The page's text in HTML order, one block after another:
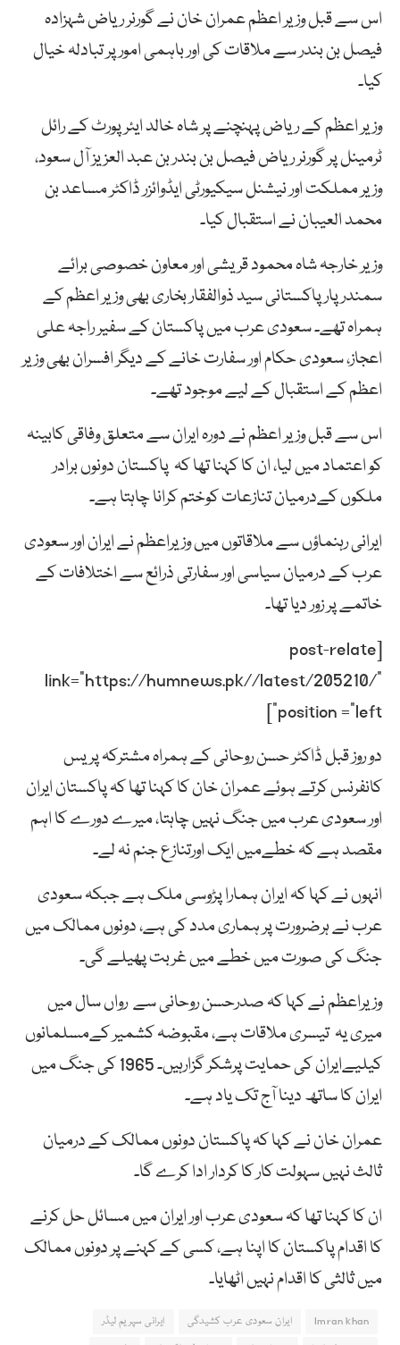
اس سے قبل وزیر اعظم عمران خان نے گورنر ریاض شہزادہ
فیصل بن بندر سے ملاقات کی اور باہمی امور پر تبادلہ خیال
کیا۔
وزیر اعظم کے ریاض پہنچنے پر شاہ خالد ایئر پورٹ کے رائل
ٹرمینل پر گورنر ریاض فيصل بن بندر بن عبد العزيز آل سعود،
وزیر مملکت اور نیشنل سیکیورٹی ایڈوائزر ڈاکٹر مساعد بن
محمد العیبان نے استقبال کیا۔
وزیر خارجہ شاہ محمود قریشی اور معاون خصوصی برائے
سمندر پار پاکستانی سید ذوالفقار بخاری بھی وزیر اعظم کے
ہمراہ تھے۔ سعودی عرب میں پاکستان کے سفیر راجہ علی
اعجاز، سعودی حکام اور سفارت خانے کے دیگر افسران بھی وزیر
اعظم کے استقبال کے لیے موجود تھے۔
اس سے قبل وزیر اعظم نے دورہ ایران سے متعلق وفاقی کابینہ
کو اعتماد میں لیا، ان کا کہنا تھا کہ پاکستان دونوں برادر
ملکوں کےدرمیان تنازعات کوختم کرانا چاہتا ہے۔
ایرانی رہنماؤں سے ملاقاتوں میں وزیراعظم نے ایران اور سعودی
عرب کے درمیان سیاسی اور سفارتی ذرائع سے اختلافات کے
خاتمے پر زور دیا تھا۔
[post-relate
link=”https://humnews.pk//latest/205210/”
position =”left”]
دو روز قبل ڈاکٹر حسن روحانی کے ہمراہ مشترکہ پریس
کانفرنس کرتے ہوئے عمران خان کا کہنا تھا کہ پاکستان ایران
اور سعودی عرب میں جنگ نہیں چاہتا، میرے دورے کا اہم
مقصد ہے کہ خطےمیں ایک اورتنازع جنم نہ لے۔
انہوں نے کہا کہ ایران ہمارا پڑوسی ملک ہے جبکہ سعودی
عرب نے ہرضرورت پر ہماری مدد کی ہے، دونوں ممالک میں
جنگ کی صورت میں خطے میں غربت پھیلے گی۔
وزیراعظم نے کہا کہ صدرحسن روحانی سے رواں سال میں
میری یہ تیسری ملاقات ہے، مقبوضہ کشمیر کےمسلمانوں
کیلیےایران کی حمایت پرشکر گزارہیں۔ 1965 کی جنگ میں
ایران کا ساتھ دینا آج تک یاد ہے۔
عمران خان نے کہا کہ پاکستان دونوں ممالک کے درمیان
ثالث نہیں سہولت کار کا کردار ادا کرے گا۔
ان کا کہنا تھا کہ سعودی عرب اور ایران میں مسائل حل کرنے
کا اقدام پاکستان کا اپنا ہے، کسی کے کہنے پر دونوں ممالک
میں ثالثی کا اقدام نہیں اٹھایا۔
Imran khan ایران سعودی عرب کشیدگی
ایرانی سپریم لیڈر